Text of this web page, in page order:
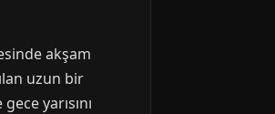
akşam
uzun bir
yarısını